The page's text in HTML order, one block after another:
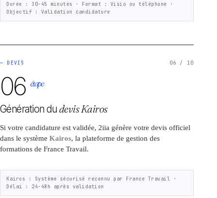
Durée : 30-45 minutes · Format :
Visio ou téléphone ·
Objectif :
Validation candidature
— DEVIS 06 / 10
06 étape
Génération du devis Kairos
Si votre candidature est validée, 2iia génère votre devis officiel
dans le système Kairos, la plateforme de gestion des
formations de France Travail.
Kairos :
Système sécurisé reconnu par France Travail ·
Délai :
24-48h après validation